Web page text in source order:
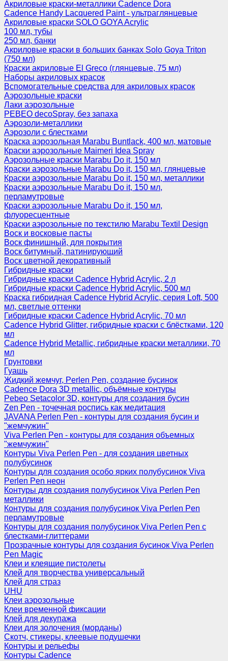
Акриловые краски-металлики Cadence Dora
Cadence Handy Lacquered Paint - ультраглянцевые
Акриловые краски SOLO GOYA Acrylic
100 мл, тубы
250 мл, банки
Акриловые краски в больших банках Solo Goya Triton
(750 мл)
Краски акриловые El Greco (глянцевые, 75 мл)
Наборы акриловых красок
Вспомогательные средства для акриловых красок
Аэрозольные краски
Лаки аэрозольные
PEBEO decoSpray, без запаха
Аэрозоли-металлики
Аэрозоли с блестками
Краска аэрозольная Marabu Buntlack, 400 мл, матовые
Краски аэрозольные Maimeri Idea Spray
Аэрозольные краски Marabu Do it, 150 мл
Краски аэрозольные Marabu Do it, 150 мл, глянцевые
Краски аэрозольные Marabu Do it, 150 мл, металлики
Краски аэрозольные Marabu Do it, 150 мл,
перламутровые
Краски аэрозольные Marabu Do it, 150 мл,
флуоресцентные
Краски аэрозольные по текстилю Marabu Textil Design
Воск и восковые пасты
Воск финишный, для покрытия
Воск битумный, патинирующий
Воск цветной декоративный
Гибридные краски
Гибридные краски Cadence Hybrid Acrylic, 2 л
Гибридные краски Cadence Hybrid Acrylic, 500 мл
Краска гибридная Cadence Hybrid Acrylic, серия Loft, 500
мл, светлые оттенки
Гибридные краски Cadence Hybrid Acrylic, 70 мл
Cadence Hybrid Glitter, гибридные краски с блёстками, 120
мл
Cadence Hybrid Metallic, гибридные краски металлики, 70
мл
Грунтовки
Гуашь
Жидкий жемчуг, Perlen Pen, создание бусинок
Cadence Dora 3D metallic, объёмные контуры
Pebeo Setacolor 3D, контуры для создания бусин
Zen Pen - точечная роспись как медитация
JAVANA Perlen Pen - контуры для создания бусин и
"жемчужин"
Viva Perlen Pen - контуры для создания объемных
"жемчужин"
Контуры Viva Perlen Pen - для создания цветных
полубусинок
Контуры для создания особо ярких полубусинок Viva
Perlen Pen неон
Контуры для создания полубусинок Viva Perlen Pen
металлики
Контуры для создания полубусинок Viva Perlen Pen
перламутровые
Контуры для создания полубусинок Viva Perlen Pen с
блестками-глиттерами
Прозрачные контуры для создания бусинок Viva Perlen
Pen Magic
Клеи и клеящие пистолеты
Клей для творчества универсальный
Клей для страз
UHU
Клеи аэрозольные
Клеи временной фиксации
Клей для декупажа
Клеи для золочения (морданы)
Скотч, стикеры, клеевые подушечки
Контуры и рельефы
Контуры Cadence